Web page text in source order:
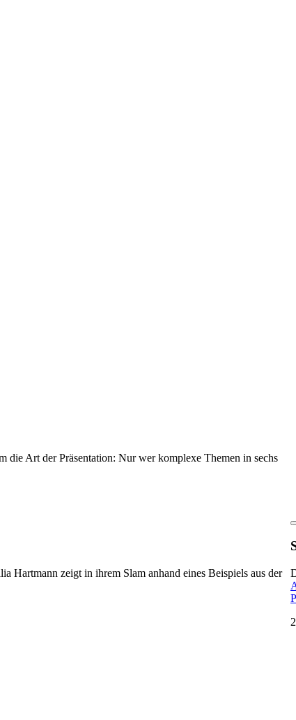
die Art der Präsentation: Nur wer komplexe Themen in sechs
Hartmann zeigt in ihrem Slam anhand eines Beispiels aus der